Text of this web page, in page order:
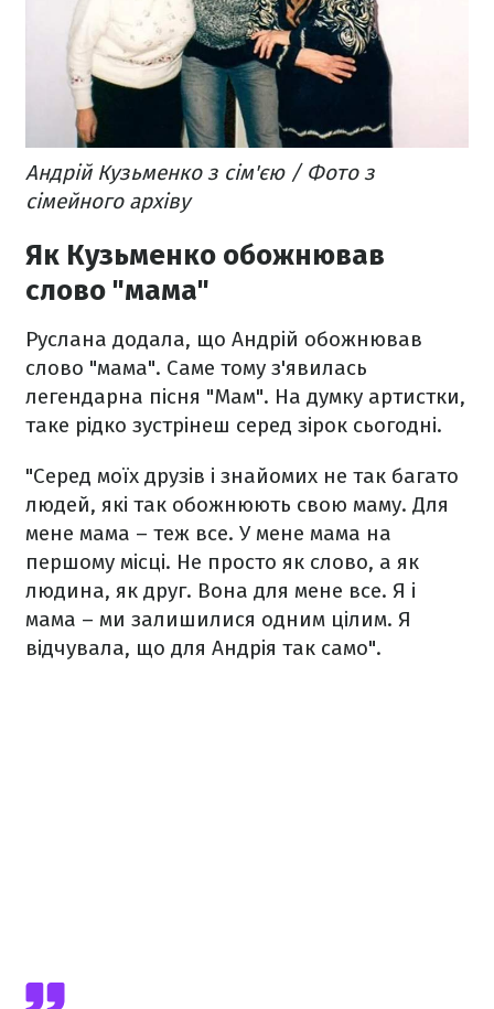
Андрій Кузьменко з сім'єю / Фото з
сімейного архіву
Як Кузьменко обожнював
слово "мама"
Руслана додала, що Андрій обожнював
слово "мама". Саме тому з'явилась
легендарна пісня "Мам". На думку артистки,
таке рідко зустрінеш серед зірок сьогодні.
"Серед моїх друзів і знайомих не так багато
людей, які так обожнюють свою маму. Для
мене мама – теж все. У мене мама на
першому місці. Не просто як слово, а як
людина, як друг. Вона для мене все. Я і
мама – ми залишилися одним цілим. Я
відчувала, що для Андрія так само".